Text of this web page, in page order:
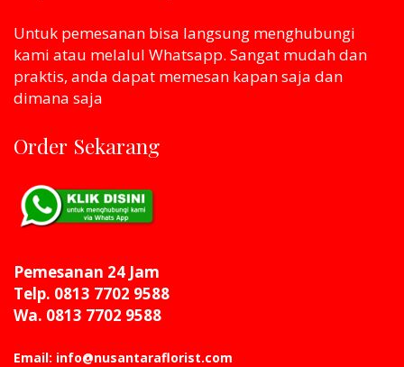
Untuk pemesanan bisa langsung menghubungi
kami atau melaluI Whatsapp. Sangat mudah dan
praktis, anda dapat memesan kapan saja dan
dimana saja
Order Sekarang
Pemesanan 24 Jam
Telp. 0813 7702 9588
Wa. 0813 7702 9588
Email: info@nusantaraflorist.com